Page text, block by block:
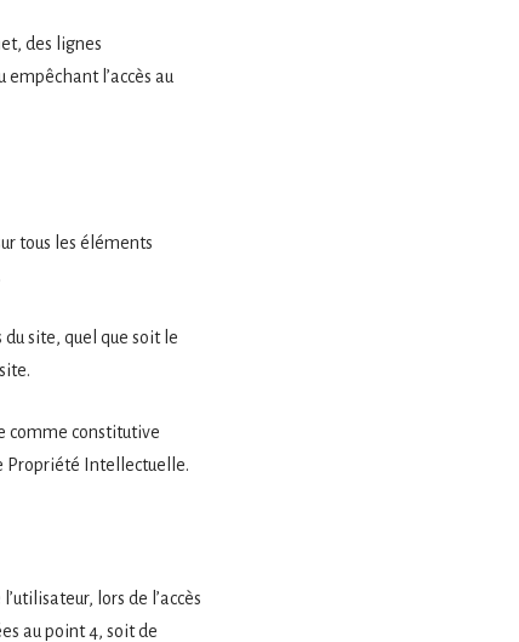
des lignes
l’accès au
tous les éléments
site, quel que soit le
comme constitutive
Propriété Intellectuelle.
lors de l’accès
au point 4, soit de